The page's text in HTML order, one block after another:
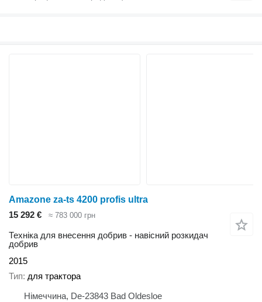
Amazone za-ts 4200 profis ultra
15 292 €
≈ 783 000 грн
Техніка для внесення добрив - навісний розкидач
добрив
2015
Тип для трактора
Німеччина, De-23843 Bad Oldesloe